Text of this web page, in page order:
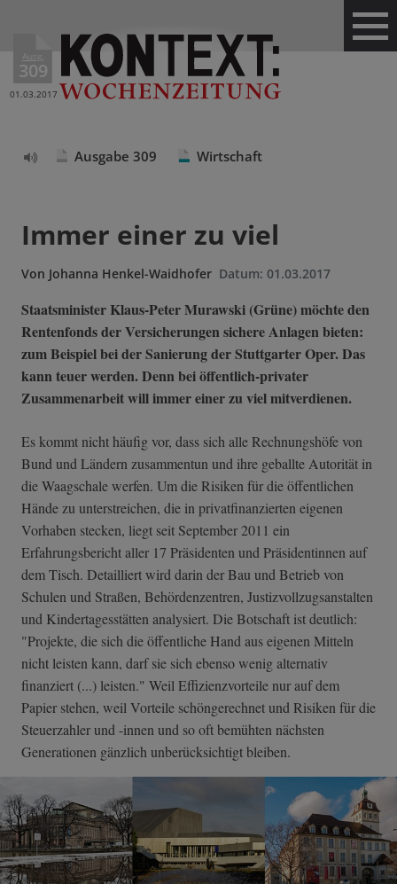
Ausg.
309
01.03.2017
Ausgabe 309 Wirtschaft
Immer einer zu viel
Von Johanna Henkel-Waidhofer Datum: 01.03.2017
Staatsminister Klaus-Peter Murawski (Grüne) möchte den
Rentenfonds der Versicherungen sichere Anlagen bieten:
zum Beispiel bei der Sanierung der Stuttgarter Oper. Das
kann teuer werden. Denn bei öffentlich-privater
Zusammenarbeit will immer einer zu viel mitverdienen.
Es kommt nicht häufig vor, dass sich alle Rechnungshöfe von
Bund und Ländern zusammentun und ihre geballte Autorität in
die Waagschale werfen. Um die Risiken für die öffentlichen
Hände zu unterstreichen, die in privatfinanzierten eigenen
Vorhaben stecken, liegt seit September 2011 ein
Erfahrungsbericht aller 17 Präsidenten und Präsidentinnen auf
dem Tisch. Detailliert wird darin der Bau und Betrieb von
Schulen und Straßen, Behördenzentren, Justizvollzugsanstalten
und Kindertagesstätten analysiert. Die Botschaft ist deutlich:
"Projekte, die sich die öffentliche Hand aus eigenen Mitteln
nicht leisten kann, darf sie sich ebenso wenig alternativ
finanziert (...) leisten." Weil Effizienzvorteile nur auf dem
Papier stehen, weil Vorteile schöngerechnet und Risiken für die
Steuerzahler und -innen und so oft bemühten nächsten
Generationen gänzlich unberücksichtigt bleiben.